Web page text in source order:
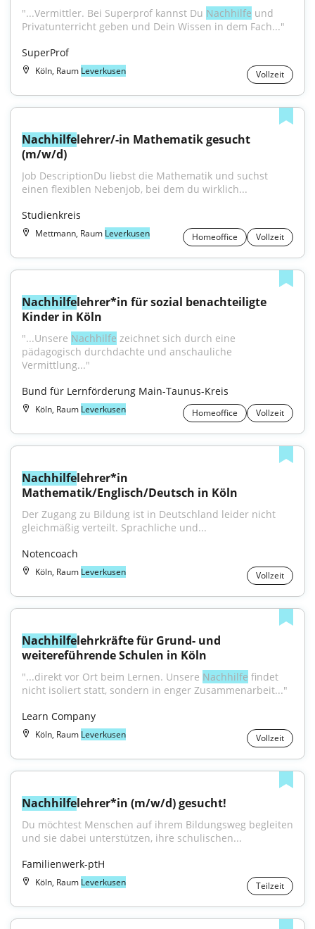
"...Vermittler. Bei Superprof kannst Du Nachhilfe und
Privatunterricht geben und Dein Wissen in dem Fach..."
SuperProf
Köln, Raum Leverkusen Vollzeit
Nachhilfelehrer/-in Mathematik gesucht
(m/w/d)
Job DescriptionDu liebst die Mathematik und suchst
einen flexiblen Nebenjob, bei dem du wirklich...
Studienkreis
Mettmann, Raum Leverkusen Homeoffice Vollzeit
Nachhilfelehrer*in für sozial benachteiligte
Kinder in Köln
"...Unsere Nachhilfe zeichnet sich durch eine
pädagogisch durchdachte und anschauliche
Vermittlung..."
Bund für Lernförderung Main-Taunus-Kreis
Köln, Raum Leverkusen Homeoffice Vollzeit
Nachhilfelehrer*in
Mathematik/Englisch/Deutsch in Köln
Der Zugang zu Bildung ist in Deutschland leider nicht
gleichmäßig verteilt. Sprachliche und...
Notencoach
Köln, Raum Leverkusen Vollzeit
Nachhilfelehrkräfte für Grund- und
weitereführende Schulen in Köln
"...direkt vor Ort beim Lernen. Unsere Nachhilfe findet
nicht isoliert statt, sondern in enger Zusammenarbeit..."
Learn Company
Köln, Raum Leverkusen Vollzeit
Nachhilfelehrer*in (m/w/d) gesucht!
Du möchtest Menschen auf ihrem Bildungsweg begleiten
und sie dabei unterstützen, ihre schulischen...
Familienwerk-ptH
Köln, Raum Leverkusen Teilzeit